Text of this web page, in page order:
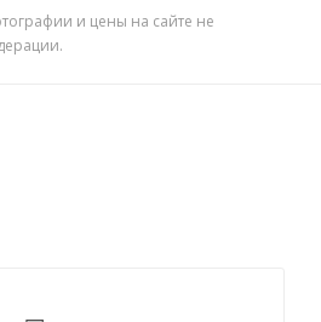
и цены на сайте не